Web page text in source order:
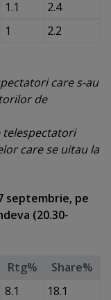
1.1
2.4
1 2.2
care s-au
de
care se uitau la
septembrie, pe
(20.30-
Rtg%
Share%
8.1
18.1